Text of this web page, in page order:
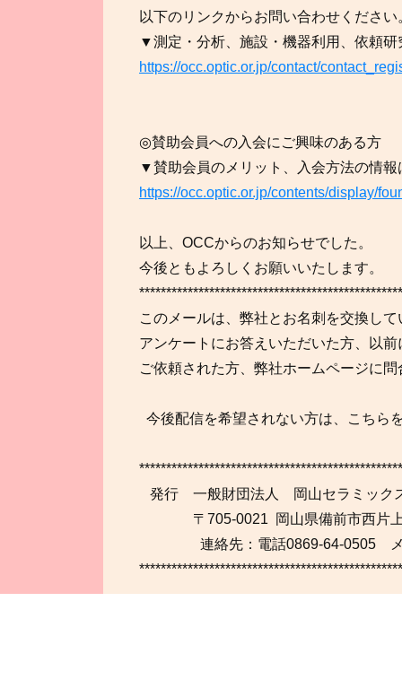
以下のリンクからお問い合わせください
▼測定・分析、施設・機器利用、依頼
https://occ.optic.or.jp/contact/
◎賛助会員への入会にご興味のある方
▼賛助会員のメリット、入会方法の情
https://occ.optic.or.jp/contents/display/
以上、OCCからのお知らせでした。
今後ともよろしくお願いいたします。
このメールは、弊社とお名刺を交換し
アンケートにお答えいただいた方、以
ご依頼された方、弊社ホームページに
今後配信を希望されない方は、こちら
発行 一般財団法人 岡山セラミック
〒705-0021 岡山県備前市西片上
連絡先：電話0869-64-0505 メー